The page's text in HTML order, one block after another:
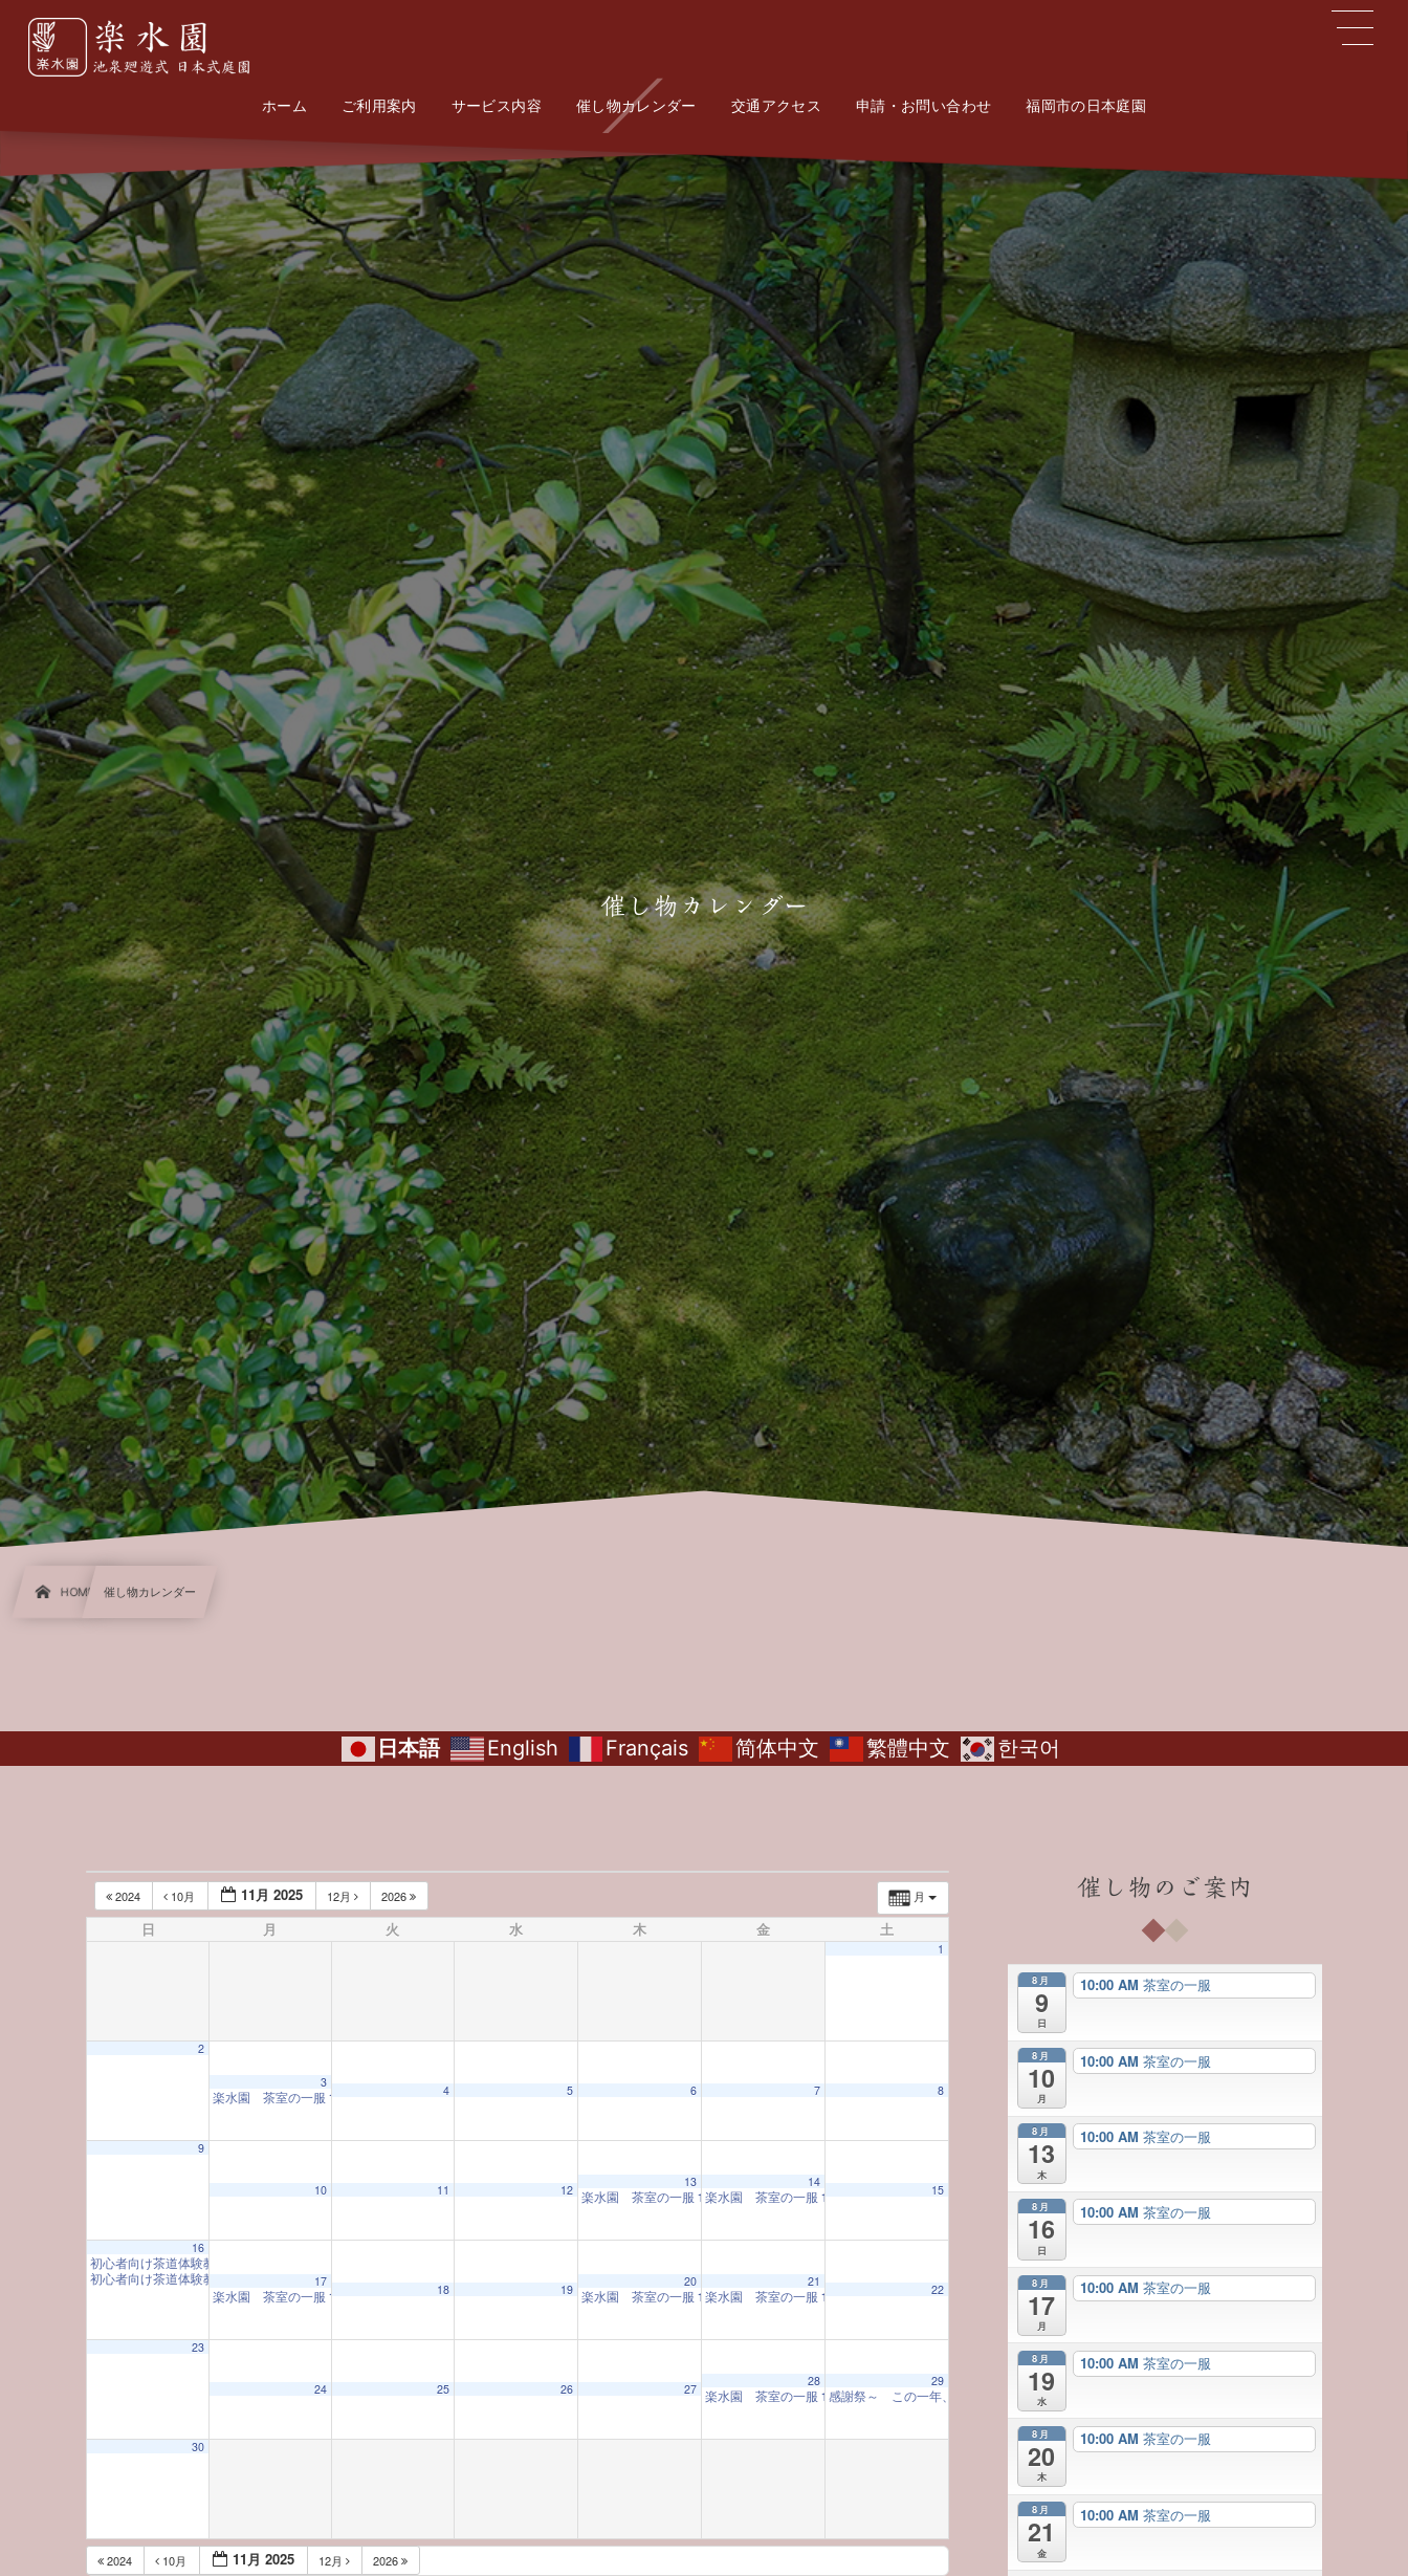
ホーム
Home ご利用案内
Information サービス内容
Service 催し物カレンダー
Event 交通アクセス
Access 申請・お問い合わせ
Contact 福岡市の日本庭園
Potal
催し物カレンダー
HOME 催し物カレンダー
日本語 English Français 简体中文 繁體中文 한국어
月
2024 10月 11月 2025 12月 2026
日 月 火 水 木 金 土
1
2
3
楽水園 茶室の一服 10:00 AM 4 5 6 7 8
9
10 11 12
13
楽水園 茶室の一服 10:00 AM
14
楽水園 茶室の一服 10:00 AM 15
16
初心者向け茶道体験教室
初心者向け茶道体験教室 17
楽水園 茶室の一服 10:00 AM 18 19
20
楽水園 茶室の一服 10:00 AM
21
楽水園 茶室の一服 10:00 AM 22
23
24 25 26 27
28
楽水園 茶室の一服 10:00 AM
29
感謝祭～ この一年、ご来園への感謝を込めて～
30
2024 10月 11月 2025 12月 2026
6:00 AM
催し物のご案内
8月
9
日
10:00 AM 茶室の一服
8月
10
月
10:00 AM 茶室の一服
8月
13
木
10:00 AM 茶室の一服
8月
16
日
10:00 AM 茶室の一服
8月
17
月
10:00 AM 茶室の一服
8月
19
水
10:00 AM 茶室の一服
8月
20
木
10:00 AM 茶室の一服
8月
21
金
10:00 AM 茶室の一服